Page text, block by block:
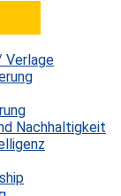
Verlage
Nachhaltigkeit
mehr
als